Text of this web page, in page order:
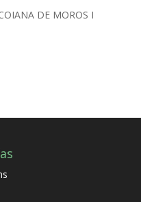
DE MOROS I